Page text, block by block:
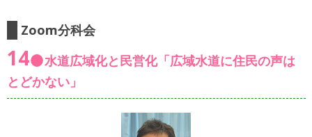
Zoom分科会
14
水道広域化と民営化「広域水道に住民の声は
とどかない」